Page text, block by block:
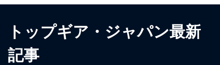
トップギア・ジャパン最新
記事